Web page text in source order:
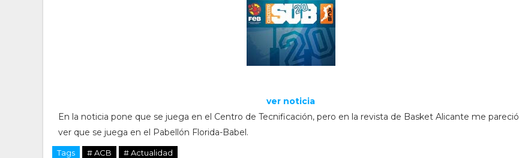
ver noticia
En la noticia pone que se juega en el Centro de Tecnificación, pero en la revista de Basket Alicante me pareció
ver que se juega en el Pabellón Florida-Babel.
Tags # ACB # Actualidad